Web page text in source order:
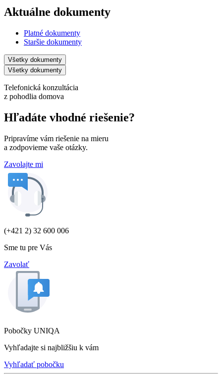
Aktuálne dokumenty
Platné dokumenty
Staršie dokumenty
Všetky dokumenty
Všetky dokumenty
Telefonická konzultácia
z pohodlia domova
Hľadáte vhodné riešenie?
Pripravíme vám riešenie na mieru
a zodpovieme vaše otázky.
Zavolajte mi
(+421 2) 32 600 006
Sme tu pre Vás
Zavolať
Pobočky UNIQA
Vyhľadajte si najbližšiu k vám
Vyhľadať pobočku